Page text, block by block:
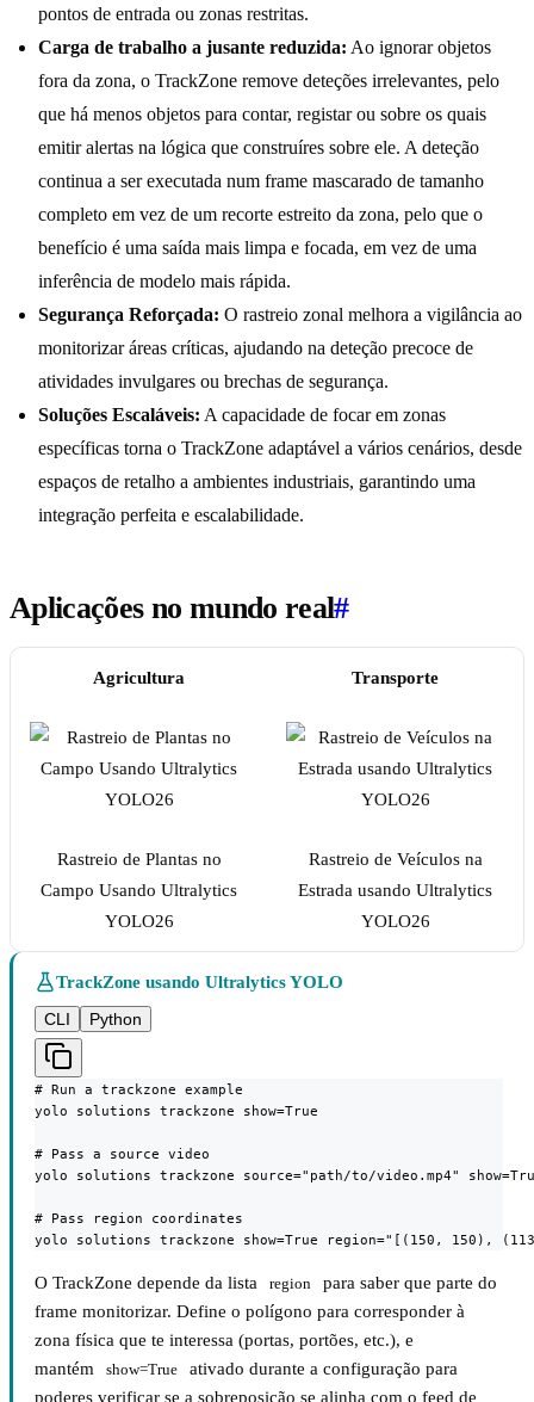
pontos de entrada ou zonas restritas.
Carga de trabalho a jusante reduzida: Ao ignorar objetos
fora da zona, o TrackZone remove deteções irrelevantes, pelo
que há menos objetos para contar, registar ou sobre os quais
emitir alertas na lógica que construíres sobre ele. A deteção
continua a ser executada num frame mascarado de tamanho
completo em vez de um recorte estreito da zona, pelo que o
benefício é uma saída mais limpa e focada, em vez de uma
inferência de modelo mais rápida.
Segurança Reforçada: O rastreio zonal melhora a vigilância ao
monitorizar áreas críticas, ajudando na deteção precoce de
atividades invulgares ou brechas de segurança.
Soluções Escaláveis: A capacidade de focar em zonas
específicas torna o TrackZone adaptável a vários cenários, desde
espaços de retalho a ambientes industriais, garantindo uma
integração perfeita e escalabilidade.
Aplicações no mundo real#
Agricultura Transporte
Rastreio de Plantas no
Campo Usando Ultralytics
YOLO26
Rastreio de Veículos na
Estrada usando Ultralytics
YOLO26
TrackZone usando Ultralytics YOLO
CLI
Python
# Run a trackzone example
yolo solutions trackzone show=True
# Pass a source video
yolo solutions trackzone source="path/to/video.mp4"
# Pass region coordinates
yolo solutions trackzone show=True region="[(150, 150),
O TrackZone depende da lista region
para saber que parte do
frame monitorizar. Define o polígono para corresponder à
zona física que te interessa (portas, portões, etc.), e
mantém
show=True
ativado durante a configuração para
poderes verificar se a sobreposição se alinha com o feed de